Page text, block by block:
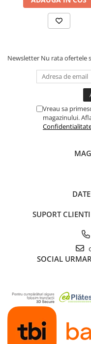
Vopsele speciale si spray
Chituri pentru rosturi
Unelte pentru gresie si
Sindrila bituminoasa si
Placi ondulate si
Folii acoperis
Prelungitoare si
Banda izolatoare
Corpuri si surse de
Becuri si tuburi LED
Plasa gard
Stalpi gard
Panouri gard
Newsletter Nu rata ofertele
Vreau sa
magazinului.
SUPORT CLIENTI
SOCIAL